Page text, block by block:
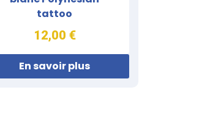
tattoo
12,00 €
En savoir plus